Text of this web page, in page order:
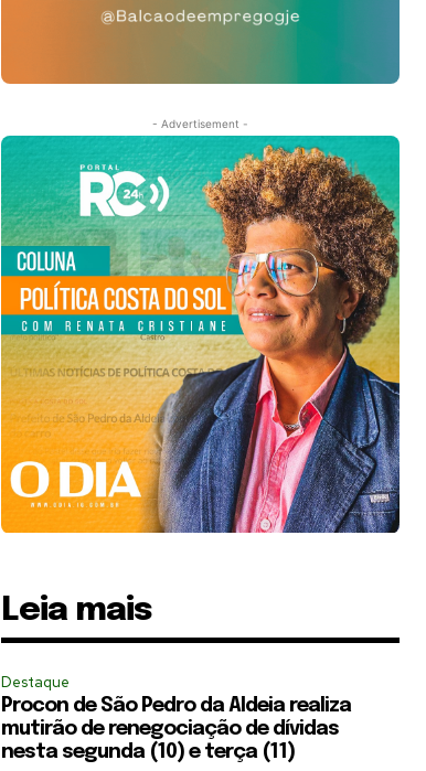
- Advertisement -
Leia mais
Destaque
Procon de São Pedro da Aldeia realiza
mutirão de renegociação de dívidas
nesta segunda (10) e terça (11)